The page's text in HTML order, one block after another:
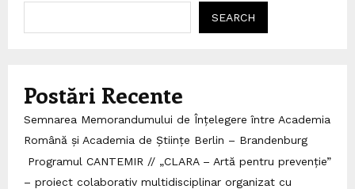
SEARCH
Postări Recente
Semnarea Memorandumului de Înțelegere între Academia
Română și Academia de Științe Berlin – Brandenburg
Programul CANTEMIR // „CLARA – Artă pentru prevenție”
– proiect colaborativ multidisciplinar organizat cu